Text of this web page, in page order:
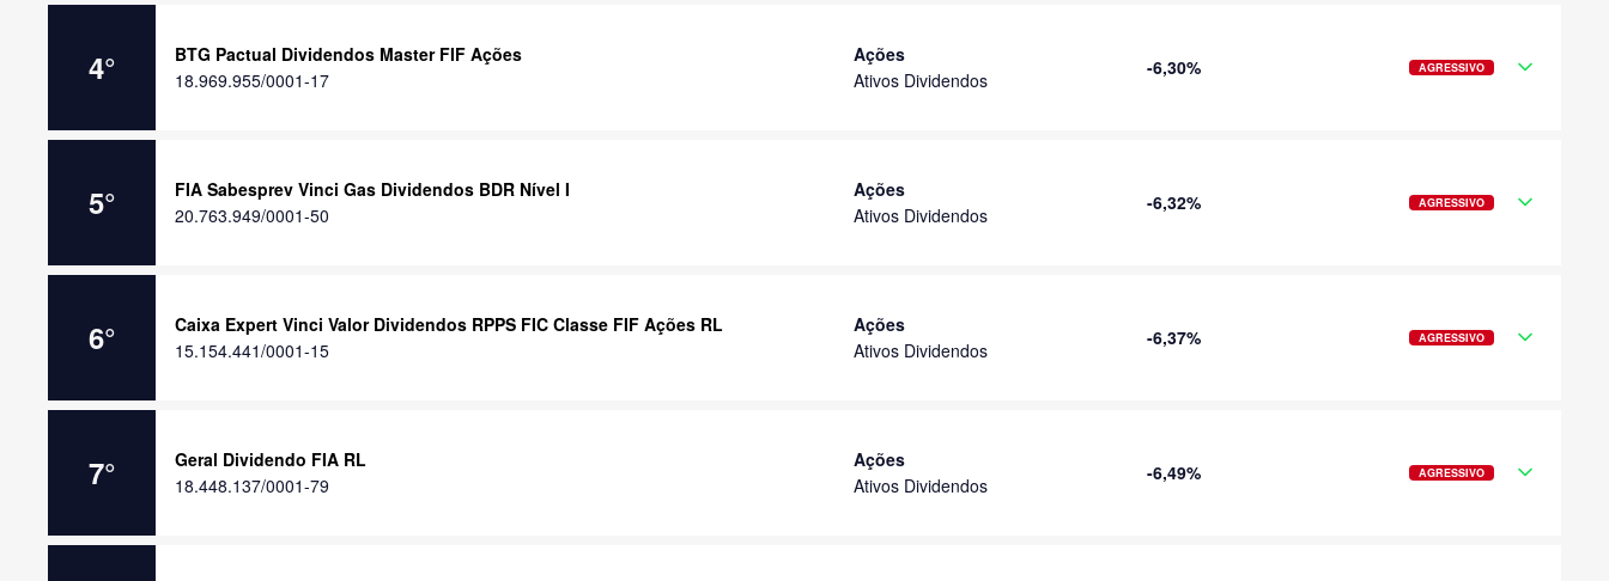
4°
BTG Pactual Dividendos Master FIF Ações
18.969.955/0001-17
Ações
Ativos Dividendos
-6,30% AGRESSIVO
5°
FIA Sabesprev Vinci Gas Dividendos BDR Nível I
20.763.949/0001-50
Ações
Ativos Dividendos
-6,32% AGRESSIVO
6°
Caixa Expert Vinci Valor Dividendos RPPS FIC Classe FIF Ações RL
15.154.441/0001-15
Ações
Ativos Dividendos
-6,37% AGRESSIVO
7°
Geral Dividendo FIA RL
18.448.137/0001-79
Ações
Ativos Dividendos
-6,49% AGRESSIVO